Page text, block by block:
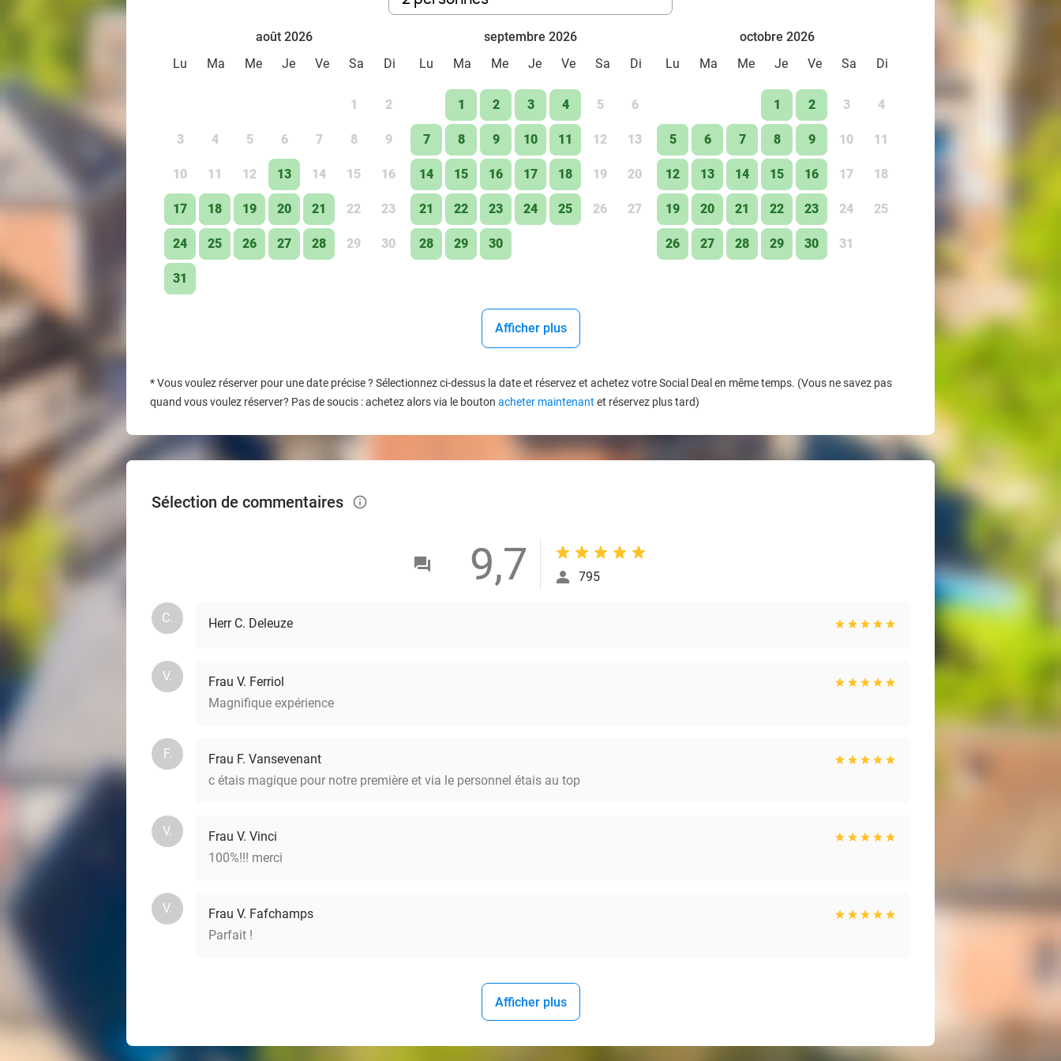
août 2026
Lu
Ma Me Je Ve Sa Di
1 2
3 4 5 6 7 8 9
10 11 12 13 14 15 16
17 18 19 20 21 22 23
24 25 26 27 28 29 30
31
septembre 2026
Lu
Ma Me Je Ve Sa Di
1 2 3 4 5 6
7 8 9 10 11 12 13
14 15 16 17 18 19 20
21 22 23 24 25 26 27
28 29 30
octobre 2026
Lu
Ma Me Je Ve Sa Di
1 2 3 4
5 6 7 8 9 10 11
12 13 14 15 16 17 18
19 20 21 22 23 24 25
26 27 28 29 30 31
Afficher plus
*Vous voulez réserver pour une date précise ? Sélectionnez ci-dessus la date et réservez et achetez votre Social Deal en même temps. (Vous ne savez pas
quand vous voulez réserver? Pas de soucis : achetez alors via le bouton acheter maintenant et réservez plus tard)
Sélection de commentaires info_outlined
9,7 795
C. Herr C. Deleuze
V.
Frau V. Ferriol
Magnifique expérience
F.
Frau F. Vansevenant
c étais magique pour notre première et via le personnel étais au top
V.
Frau V. Vinci
100%!!! merci
V.
Frau V. Fafchamps
Parfait !
Afficher plus